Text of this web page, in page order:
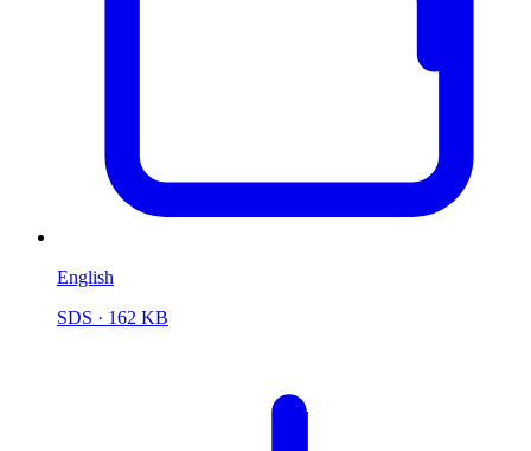
English
SDS · 162 KB